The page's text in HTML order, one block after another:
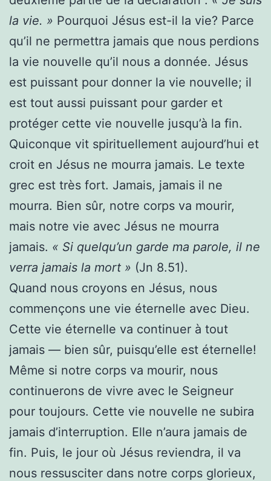
la vie. » Pourquoi Jésus est-il la vie? Parce
qu’il ne permettra jamais que nous perdions
la vie nouvelle qu’il nous a donnée. Jésus
est puissant pour donner la vie nouvelle; il
est tout aussi puissant pour garder et
protéger cette vie nouvelle jusqu’à la fin.
Quiconque vit spirituellement aujourd’hui et
croit en Jésus ne mourra jamais. Le texte
grec est très fort. Jamais, jamais il ne
mourra. Bien sûr, notre corps va mourir,
mais notre vie avec Jésus ne mourra
jamais. « Si quelqu’un garde ma parole, il ne
verra jamais la mort » (Jn 8.51).
Quand nous croyons en Jésus, nous
commençons une vie éternelle avec Dieu.
Cette vie éternelle va continuer à tout
jamais — bien sûr, puisqu’elle est éternelle!
Même si notre corps va mourir, nous
continuerons de vivre avec le Seigneur
pour toujours. Cette vie nouvelle ne subira
jamais d’interruption. Elle n’aura jamais de
fin. Puis, le jour où Jésus reviendra, il va
nous ressusciter dans notre corps glorieux,